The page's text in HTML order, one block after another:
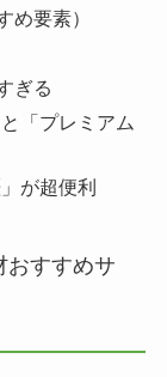
要素）
ぎる
「プレミアム
が超便利
おすすめサ